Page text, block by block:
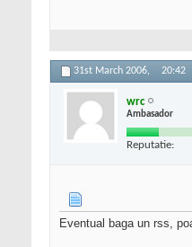
31st March 2006, 20:42
wrc
Ambasador
Reputatie:
Eventual baga un rss,